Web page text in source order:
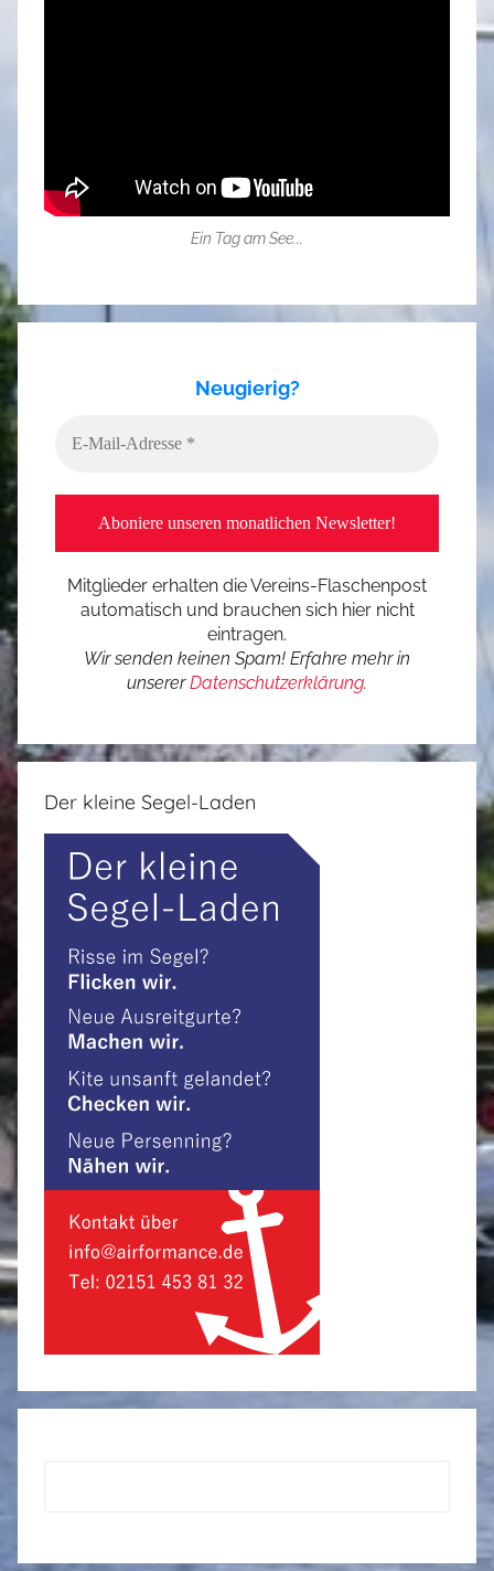
Ein Tag am See...
Neugierig?
Mitglieder erhalten die Vereins-Flaschenpost
automatisch und brauchen sich hier nicht
eintragen.
Wir senden keinen Spam! Erfahre mehr in
unsererDatenschutzerklärung.
Der kleine Segel-Laden